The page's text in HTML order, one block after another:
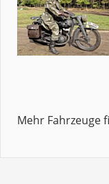
Mehr Fahrzeuge